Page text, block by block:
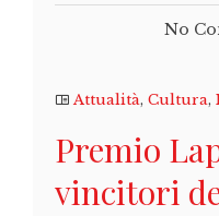
No
Attualità, Cultura,
Premio
vincitori